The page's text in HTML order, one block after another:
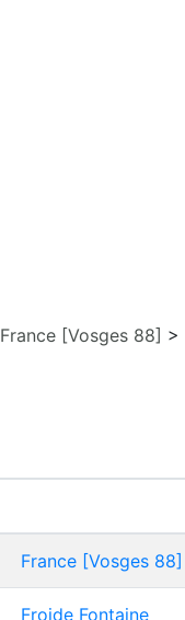
France [Vosges 88] >
France [Vosges 88]
Froide Fontaine